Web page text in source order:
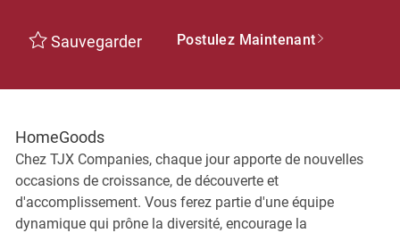
Sauvegarder Postulez Maintenant
HomeGoods
Chez TJX Companies, chaque jour apporte de nouvelles
occasions de croissance, de découverte et
d'accomplissement. Vous ferez partie d'une équipe
dynamique qui prône la diversité, encourage la